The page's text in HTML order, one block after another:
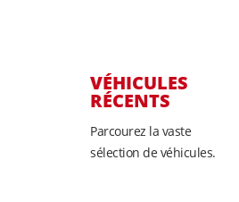
VÉHICULES
RÉCENTS
Parcourez la vaste
sélection de véhicules.